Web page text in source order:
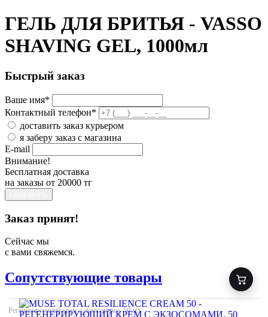
ГЕЛЬ ДЛЯ БРИТЬЯ - VASSO
SHAVING GEL, 1000мл
Быстрый заказ
Ваше имя*
Контактный телефон*
доставить заказ курьером
я заберу заказ с магазина
E-mail
Внимание!
Бесплатная доставка
на заказы от 20000 тг
Заказ принят!
Сейчас мы
с вами свяжемся.
Сопутствующие товары
Регенерирующий крем с экзосомами, 50 мл